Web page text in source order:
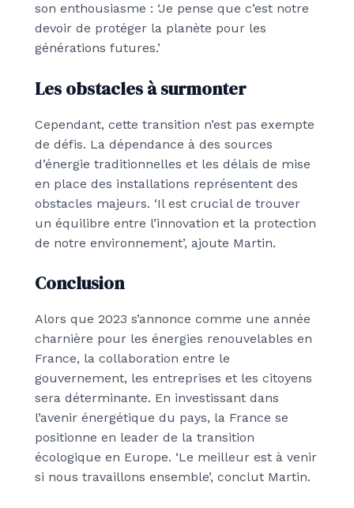
son enthousiasme : ‘Je pense que c’est notre
devoir de protéger la planète pour les
générations futures.’
Les obstacles à surmonter
Cependant, cette transition n’est pas exempte
de défis. La dépendance à des sources
d’énergie traditionnelles et les délais de mise
en place des installations représentent des
obstacles majeurs. ‘Il est crucial de trouver
un équilibre entre l’innovation et la protection
de notre environnement’, ajoute Martin.
Conclusion
Alors que 2023 s’annonce comme une année
charnière pour les énergies renouvelables en
France, la collaboration entre le
gouvernement, les entreprises et les citoyens
sera déterminante. En investissant dans
l’avenir énergétique du pays, la France se
positionne en leader de la transition
écologique en Europe. ‘Le meilleur est à venir
si nous travaillons ensemble’, conclut Martin.